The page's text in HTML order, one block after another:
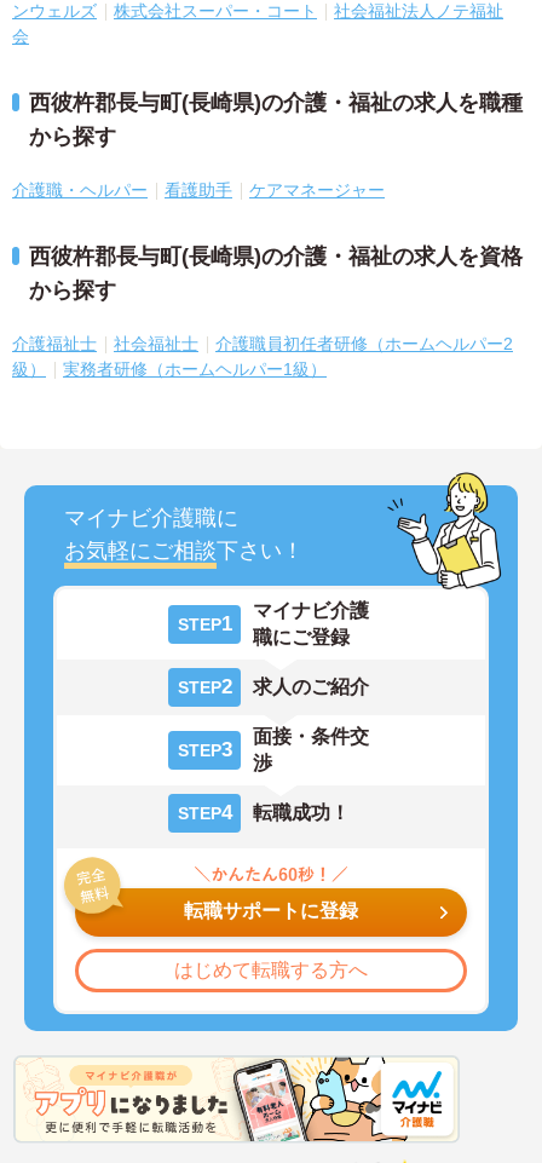
ンウェルズ
株式会社スーパー・コート
社会福祉法人ノテ福祉
会
西彼杵郡長与町(長崎県)の介護・福祉の求人を職種
から探す
介護職・ヘルパー 看護助手 ケアマネージャー
西彼杵郡長与町(長崎県)の介護・福祉の求人を資格
から探す
介護福祉士 社会福祉士
介護職員初任者研修（ホームヘルパー2
級）
実務者研修（ホームヘルパー1級）
マイナビ介護職に
お気軽にご相談下さい！
STEP1
マイナビ介護
職にご登録
STEP2 求人のご紹介
STEP3
面接・条件交
渉
STEP4 転職成功！
転職サポートに登録
はじめて転職する方へ